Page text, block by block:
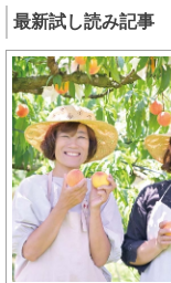
最新試し読み記事